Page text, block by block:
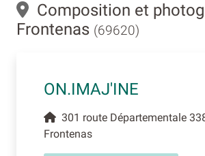
Composition et
Frontenas (69620)
ON.IMAJ'INE
301 route Départementale
Frontenas